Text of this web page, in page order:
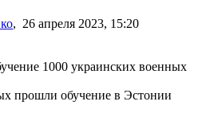
, 26 апреля 2023, 15:20
прошли обучение в Эстонии